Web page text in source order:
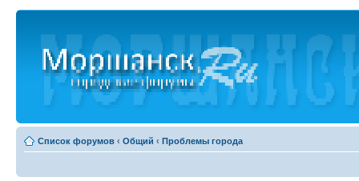
Список форумов ‹ Общий ‹ Проблемы города